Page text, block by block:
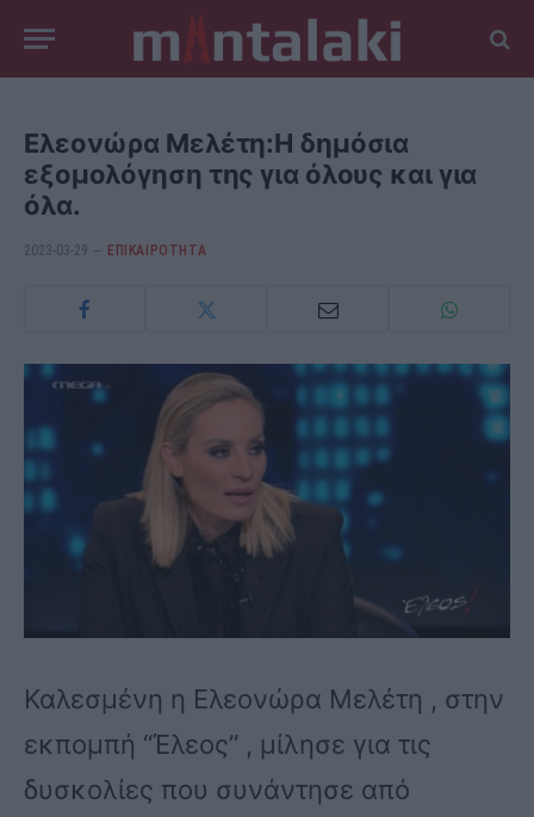
Ελεονώρα Μελέτη:Η δημόσια
εξομολόγηση της για όλους και για
όλα.
2023-03-29 ΕΠΙΚΑΙΡΟΤΗΤΑ
Καλεσμένη η Ελεονώρα Μελέτη , στην
εκπομπή “Έλεος” , μίλησε για τις
δυσκολίες που συνάντησε από